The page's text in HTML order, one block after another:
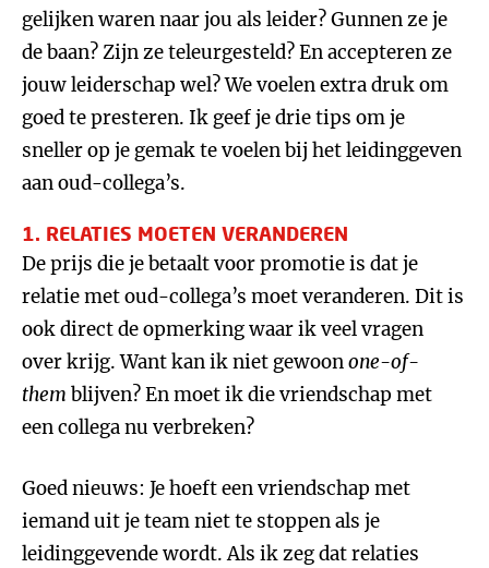
gelijken waren naar jou als leider? Gunnen ze je
de baan? Zijn ze teleurgesteld? En accepteren ze
jouw leiderschap wel? We voelen extra druk om
goed te presteren. Ik geef je drie tips om je
sneller op je gemak te voelen bij het leidinggeven
aan oud-collega’s.
1. RELATIES MOETEN VERANDEREN
De prijs die je betaalt voor promotie is dat je
relatie met oud-collega’s moet veranderen. Dit is
ook direct de opmerking waar ik veel vragen
over krijg. Want kan ik niet gewoonone-of-
them blijven? En moet ik die vriendschap met
een collega nu verbreken?
Goed nieuws: Je hoeft een vriendschap met
iemand uit je team niet te stoppen als je
leidinggevende wordt. Als ik zeg dat relaties